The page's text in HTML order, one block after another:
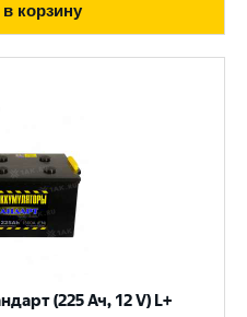
корзину
(225 Ач, 12 V) L+